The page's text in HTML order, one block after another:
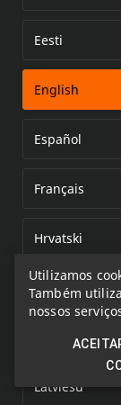
Utilizamos
Também
nossos
Eesti
English
Español
Français
Hrvatski
Italiano
Kazakh
Latviešu